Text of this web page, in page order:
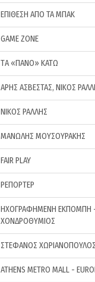
ΕΠΙΘΕΣΗ ΑΠΟ ΤΑ ΜΠΑΚ
GAME ZONE
ΤA «ΠΑΝΟ» ΚΑΤΩ
ΑΡΗΣ ΑΣΒΕΣΤΑΣ, ΝΙΚΟΣ
ΝΙΚΟΣ ΡΑΛΛΗΣ
ΜΑΝΩΛΗΣ ΜΟΥΣΟΥΡΑΚΗΣ
FAIR PLAY
ΡΕΠΟΡΤΕΡ
ΗΧΟΓΡΑΦΗΜΕΝΗ ΕΚΠΟΜΠΗ
ΧΟΝΔΡΟΘΥΜΙΟΣ
ΣΤΕΦΑΝΟΣ ΧΩΡΙΑΝΟΠΟΥΛΟΣ
ATHENS METRO MALL -